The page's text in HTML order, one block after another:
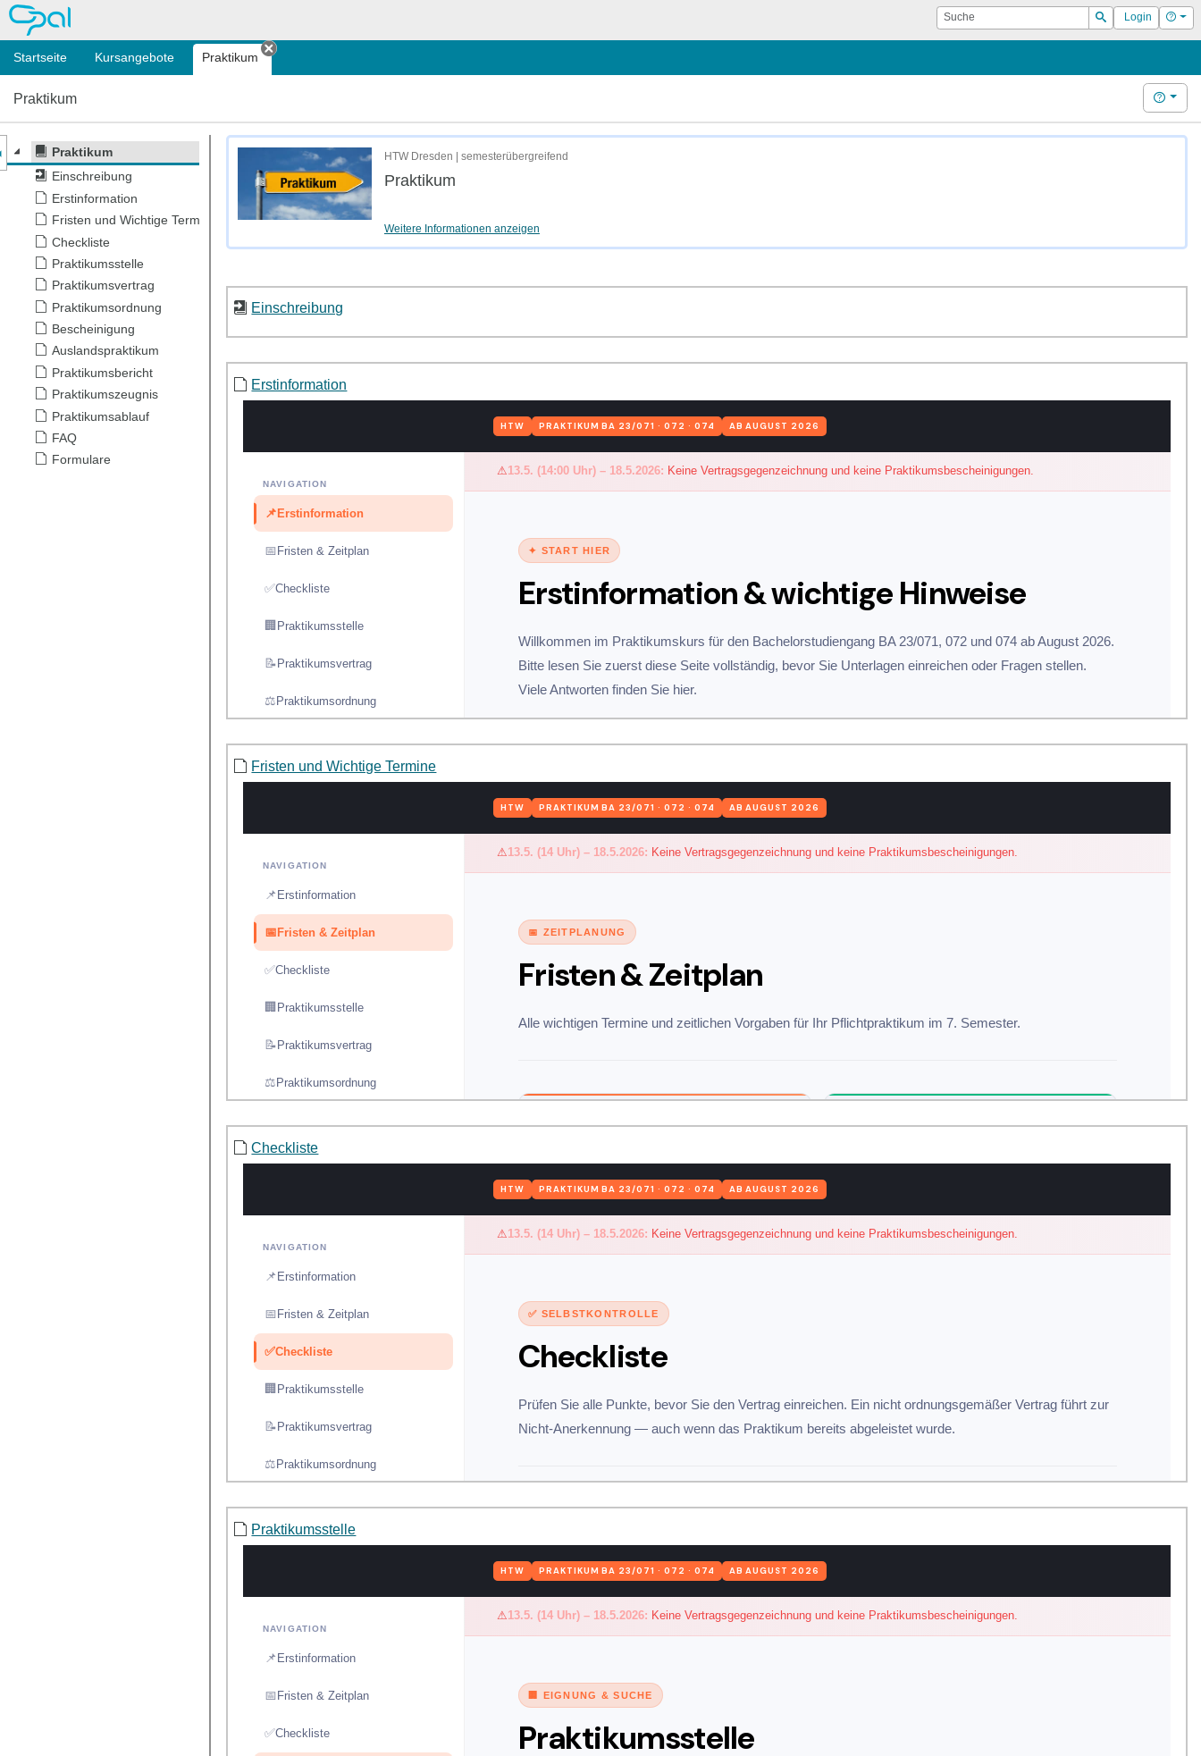
OPAL Suche
Suchen
Login Hilfe
Startseite Kursangebote Praktikum
Tab schließen
Praktikum Hilfe
Praktikum
Einschreibung
Erstinformation
Fristen und Wichtige Termine
Checkliste
Praktikumsstelle
Praktikumsvertrag
Praktikumsordnung
Bescheinigung
Auslandspraktikum
Praktikumsbericht
Praktikumszeugnis
Praktikumsablauf
FAQ
Formulare
des Kursmenüs
HTW Dresden | semesterübergreifend
Praktikum
Weitere Informationen anzeigen
Einschreibung
Erstinformation
Fristen und Wichtige Termine
Checkliste
Praktikumsstelle